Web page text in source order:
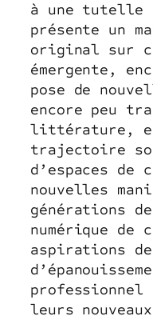
à une tutelle
présente un
original sur
émergente,
pose de
encore peu
littérature,
trajectoire
d’espaces de
nouvelles
générations
numérique de
aspirations
leurs